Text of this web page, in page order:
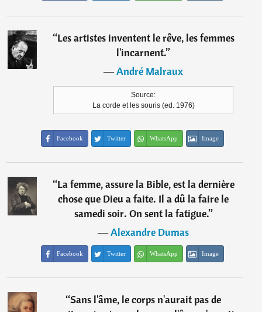
“Les artistes inventent le rêve, les femmes
l'incarnent.”
―André Malraux
Source:
La corde et les souris (ed. 1976)
Facebook Twitter WhatsApp Image
“La femme, assure la Bible, est la dernière
chose que Dieu a faite. Il a dû la faire le
samedi soir. On sent la fatigue.”
―Alexandre Dumas
Facebook Twitter WhatsApp Image
“Sans l'âme, le corps n'aurait pas de